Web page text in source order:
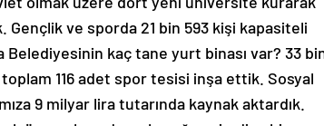
ve sporda 21 bin 593 kişi kapasiteli
kaç tane yurt binası var? 33 bin
116 adet spor tesisi inşa ettik. Sosyal
9 milyar lira tutarında kaynak aktardık.
üzere, buradan çıkacağım şimdi şehir